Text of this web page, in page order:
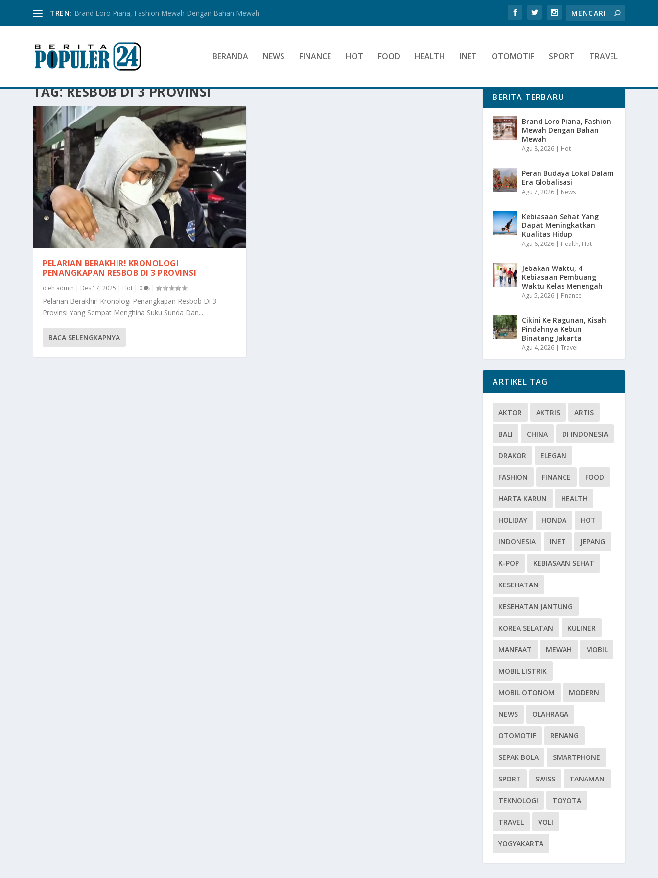
TREN: Brand Loro Piana, Fashion Mewah Dengan Bahan Mewah
BERANDA NEWS FINANCE HOT FOOD HEALTH INET OTOMOTIF SPORT TRAVEL
TAG:RESBOB DI 3 PROVINSI
PELARIAN BERAKHIR! KRONOLOGI
PENANGKAPAN RESBOB DI 3 PROVINSI
oleh admin | Des 17, 2025 | Hot | 0 |
Pelarian Berakhir! Kronologi Penangkapan Resbob Di 3
Provinsi Yang Sempat Menghina Suku Sunda Dan...
BACA SELENGKAPNYA
BERITA TERBARU
Brand Loro Piana, Fashion
Mewah Dengan Bahan
Mewah
Agu 8, 2026 | Hot
Peran Budaya Lokal Dalam
Era Globalisasi
Agu 7, 2026 | News
Kebiasaan Sehat Yang
Dapat Meningkatkan
Kualitas Hidup
Agu 6, 2026 | Health, Hot
Jebakan Waktu, 4
Kebiasaan Pembuang
Waktu Kelas Menengah
Agu 5, 2026 | Finance
Cikini Ke Ragunan, Kisah
Pindahnya Kebun
Binatang Jakarta
Agu 4, 2026 |Travel
ARTIKEL TAG
AKTOR AKTRIS ARTIS
BALI CHINA DI INDONESIA
DRAKOR ELEGAN
FASHION FINANCE FOOD
HARTA KARUN HEALTH
HOLIDAY HONDA HOT
INDONESIA INET JEPANG
K-POP KEBIASAAN SEHAT
KESEHATAN
KESEHATAN JANTUNG
KOREA SELATAN KULINER
MANFAAT MEWAH MOBIL
MOBIL LISTRIK
MOBIL OTONOM MODERN
NEWS OLAHRAGA
OTOMOTIF RENANG
SEPAK BOLA SMARTPHONE
SPORT SWISS TANAMAN
TEKNOLOGI TOYOTA
TRAVEL VOLI
YOGYAKARTA